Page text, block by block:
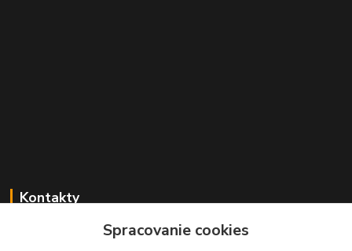
Kontakty
+421 2 529 67 411Spracovanie cookies